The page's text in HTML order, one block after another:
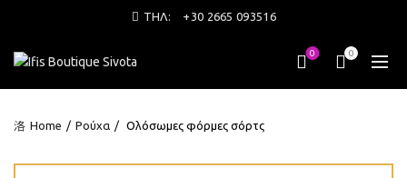
ΤΗΛ: +30 2665 093516
0 0
Home Ρούχα Ολόσωμες φόρμες σόρτς